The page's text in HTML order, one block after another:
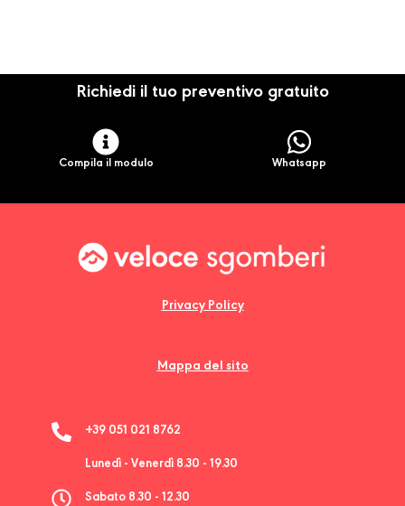
Richiedi il tuo preventivo gratuito
Compila il modulo Whatsapp
Privacy Policy
Mappa del sito
+39 051 021 8762
Lunedì - Venerdì 8.30 - 19.30
Sabato 8.30 - 12.30